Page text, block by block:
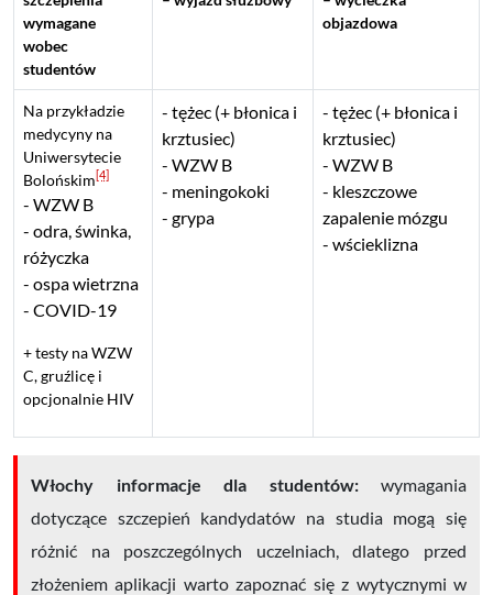
wymagane
wobec
studentów
objazdowa
Na przykładzie
medycyny na
Uniwersytecie
Bolońskim[4]
WZW B
odra, świnka,
różyczka
ospa wietrzna
COVID-19
+ testy na WZW
C, gruźlicę i
opcjonalnie HIV
tężec (+ błonica i
krztusiec)
WZW B
meningokoki
grypa
tężec (+ błonica i
krztusiec)
WZW B
kleszczowe
zapalenie mózgu
wścieklizna
Włochy informacje dla studentów: wymagania
dotyczące szczepień kandydatów na studia mogą się
różnić na poszczególnych uczelniach, dlatego przed
złożeniem aplikacji warto zapoznać się z wytycznymi w